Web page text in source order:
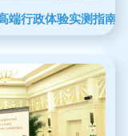
端行政体验实测指南